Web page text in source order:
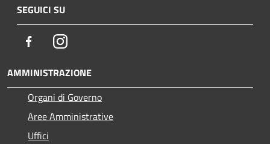
SEGUICI SU
FacebookInstagram
AMMINISTRAZIONE
Organi di Governo
Aree Amministrative
Uffici